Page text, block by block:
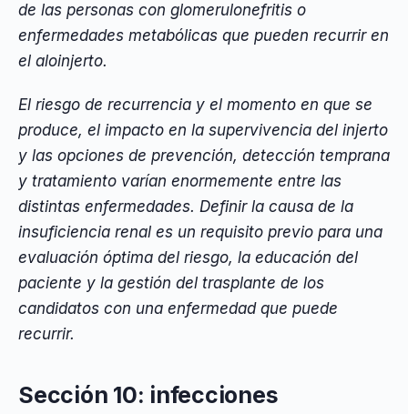
de las personas con glomerulonefritis o
enfermedades metabólicas que pueden recurrir en
el aloinjerto.
El riesgo de recurrencia y el momento en que se
produce, el impacto en la supervivencia del injerto
y las opciones de prevención, detección temprana
y tratamiento varían enormemente entre las
distintas enfermedades. Definir la causa de la
insuficiencia renal es un requisito previo para una
evaluación óptima del riesgo, la educación del
paciente y la gestión del trasplante de los
candidatos con una enfermedad que puede
recurrir.
Sección 10: infecciones